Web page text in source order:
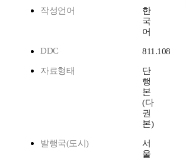
작성언어
한
국
어
DDC
811.108
자료형태
단
행
본
(다
권
본)
발행국(도시)
서
울